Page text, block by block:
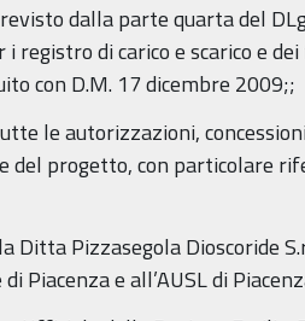
dalla parte quarta del
di carico e scarico e
con D.M. 17 dicembre 2009;;
le autorizzazioni,
progetto, con particolare
Pizzasegola Dioscoride
Piacenza e all’AUSL di